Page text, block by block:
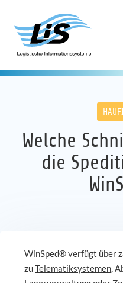
Unternehmen
Welche
die
WinSped®verfügt über
zuTelematiksystemen,